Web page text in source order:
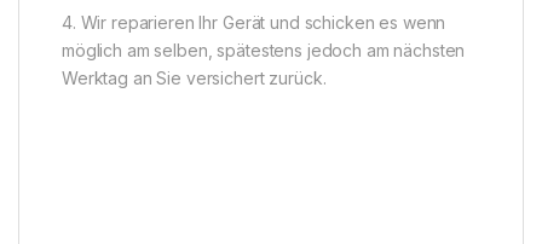
4. Wir reparieren Ihr Gerät und schicken es wenn
möglich am selben, spätestens jedoch am nächsten
Werktag an Sie versichert zurück.